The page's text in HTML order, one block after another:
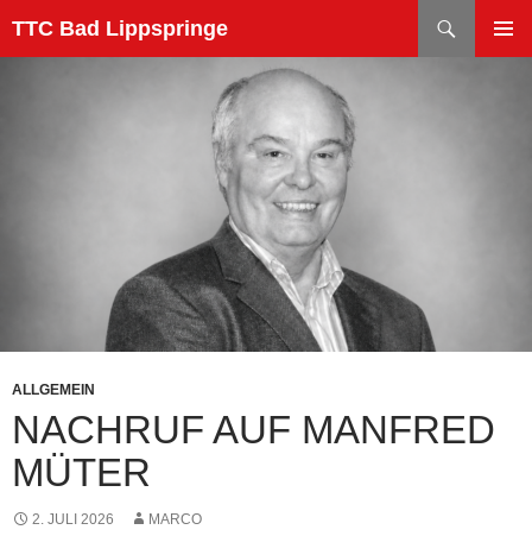
Inhalt
TTC Bad Lippspringe
ALLGEMEIN
NACHRUF AUF MANFRED
MÜTER
2. JULI 2026 MARCO